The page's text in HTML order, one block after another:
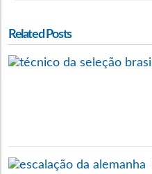
Related Posts